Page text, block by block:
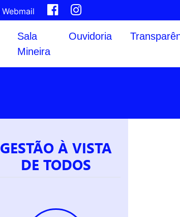
Webmail
Sala
Mineira
Ouvidoria
GESTÃO À VISTA
DE TODOS